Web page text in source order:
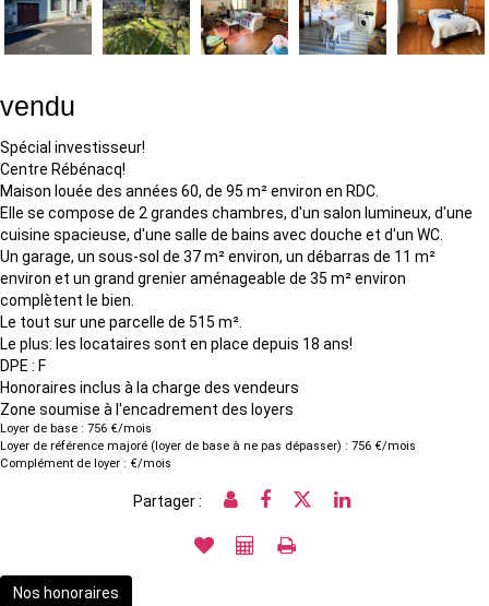
vendu
Spécial investisseur!
Centre Rébénacq!
Maison louée des années 60, de 95 m² environ en RDC.
Elle se compose de 2 grandes chambres, d'un salon lumineux, d'une
cuisine spacieuse, d'une salle de bains avec douche et d'un WC.
Un garage, un sous-sol de 37 m² environ, un débarras de 11 m²
environ et un grand grenier aménageable de 35 m² environ
complètent le bien.
Le tout sur une parcelle de 515 m².
Le plus: les locataires sont en place depuis 18 ans!
DPE : F
Honoraires inclus à la charge des vendeurs
Zone soumise à l'encadrement des loyers
Loyer de base : 756 €/mois
Loyer de référence majoré (loyer de base à ne pas dépasser) : 756 €/mois
Complément de loyer : €/mois
Partager :
Nos honoraires